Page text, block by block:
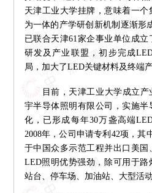
天津工业大学挂牌，意味着一
为一体的产学研创新机制逐渐形
已联合天津61家企事业单位成
研发及产业联盟，初步完成
局，加大了LED关键材料及终端
目前，天津工业大学成立产
宇半导体照明有限公司，实施
化，已形成每年30万盏高端
2008年，公司申请专利42项，其
于中国众多示范工程并出口美
LED照明优势强劲，除可用于路
站台、停车场、加油站、大型活